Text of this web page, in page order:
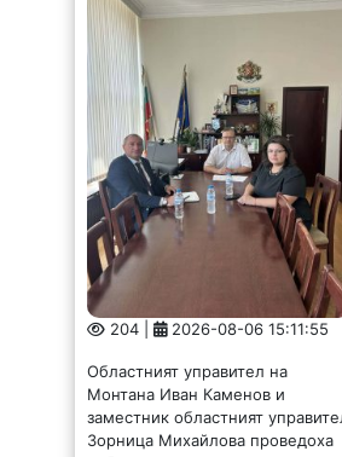
2026-08-06 15:11:55
Монтана Иван Каменов и
заместник областният управител
Зорница Михайлова проведоха
работна среща с новия директор